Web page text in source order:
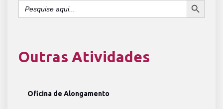
Search
for:
Outras Atividades
Oficina de Alongamento